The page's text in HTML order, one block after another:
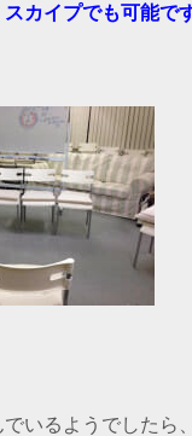
スカイプでも可能で
いるようでしたら、